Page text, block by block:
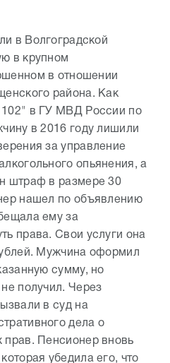
в Волгоградской
в крупном
в отношении
района. Как
в ГУ МВД России по
в 2016 году лишили
за управление
опьянения, а
штраф в размере 30
нашел по объявлению
ему за
права. Свои услуги она
Мужчина оформил
сумму, но
получил. Через
в суд на
дела о
прав. Пенсионер вновь
убедила его, что